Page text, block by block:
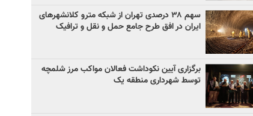
سهم ۳۸ درصدی تهران از شبکه مترو کلانشهرهای
ایران در افق طرح جامع حمل و نقل و ترافیک
برگزاری آیین نکوداشت فعالان مواکب مرز شلمچه
توسط شهرداری منطقه یک